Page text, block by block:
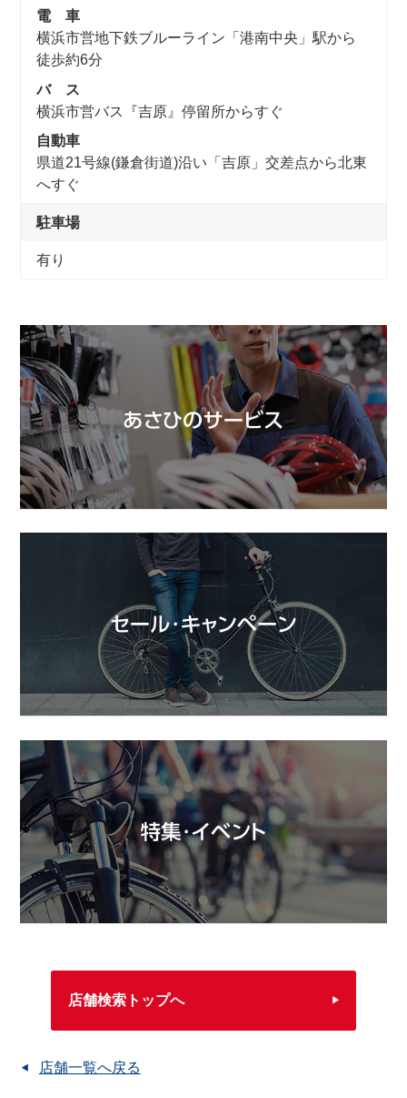
電 車
横浜市営地下鉄ブルーライン「港南中央」駅から
徒歩約6分
バ ス
横浜市営バス『吉原』停留所からすぐ
自動車
県道21号線(鎌倉街道)沿い「吉原」交差点から北東
へすぐ
駐車場
有り
店舗検索トップへ
店舗一覧へ戻る